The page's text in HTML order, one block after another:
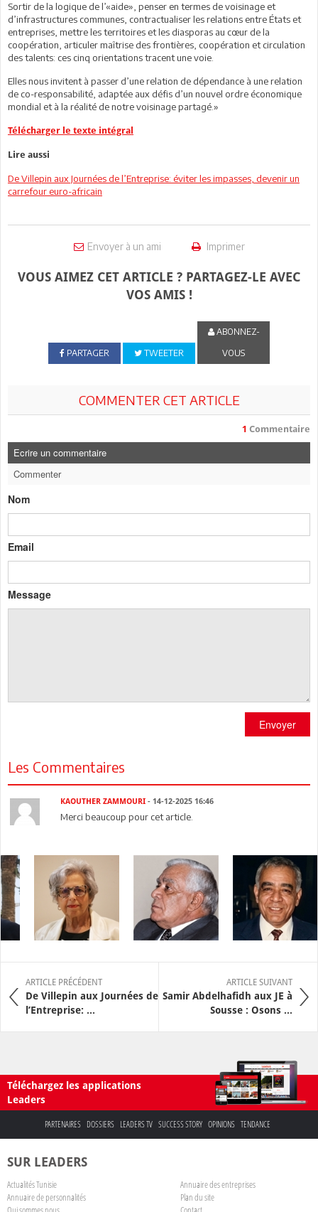
Sortir de la logique de l’«aide», penser en termes de voisinage et
d’infrastructures communes, contractualiser les relations entre États et
entreprises, mettre les territoires et les diasporas au cœur de la
coopération, articuler maîtrise des frontières, coopération et circulation
des talents: ces cinq orientations tracent une voie.
Elles nous invitent à passer d’une relation de dépendance à une relation
de co-responsabilité, adaptée aux défis d’un nouvel ordre économique
mondial et à la réalité de notre voisinage partagé.»
Télécharger le texte intégral
Lire aussi
De Villepin aux Journées de l’Entreprise: éviter les impasses, devenir un
carrefour euro-africain
Envoyer à un ami Imprimer
VOUS AIMEZ CET ARTICLE ? PARTAGEZ-LE AVEC
VOS AMIS !
PARTAGER TWEETER
ABONNEZ-
VOUS
COMMENTER CET ARTICLE
1 Commentaire
Ecrire un commentaire
Commenter
Nom
Email
Message
Envoyer
Les Commentaires
KAOUTHER ZAMMOURI - 14-12-2025 16:46
Merci beaucoup pour cet article.
ARTICLE PRÉCÉDENT
De Villepin aux Journées de
l’Entreprise: ...
ARTICLE SUIVANT
Samir Abdelhafidh aux JE à
Sousse : Osons ...
Téléchargez les applications
Leaders
PARTENAIRES DOSSIERS LEADERS TV SUCCESS STORY OPINIONS TENDANCE
SUR LEADERS
Actualités Tunisie
Annuaire des entreprises
Annuaire de personnalités
Plan du site